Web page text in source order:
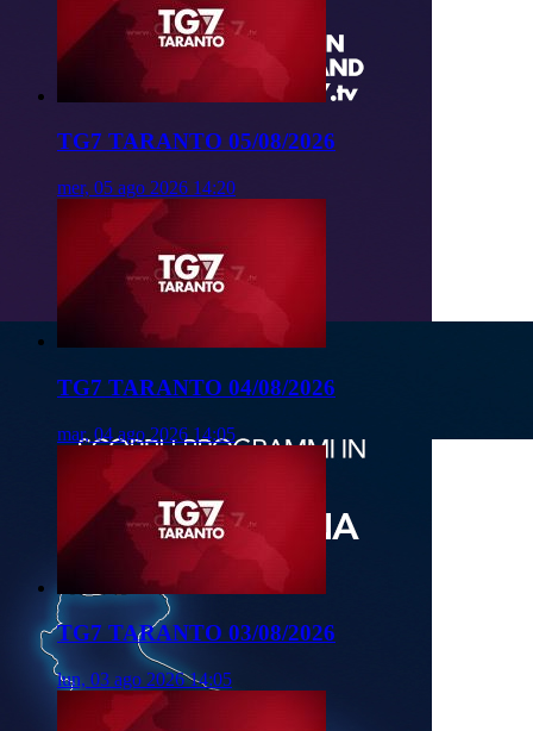
TG7 TARANTO 05/08/2026
mer, 05 ago 2026 14:20
TG7 TARANTO 04/08/2026
mar, 04 ago 2026 14:05
TG7 TARANTO 03/08/2026
lun, 03 ago 2026 14:05